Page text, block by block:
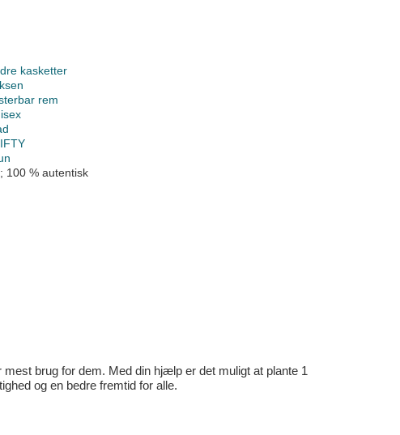
kasketter
rem
100 % autentisk
brug for dem. Med din hjælp er det muligt at plante 1
og en bedre fremtid for alle.